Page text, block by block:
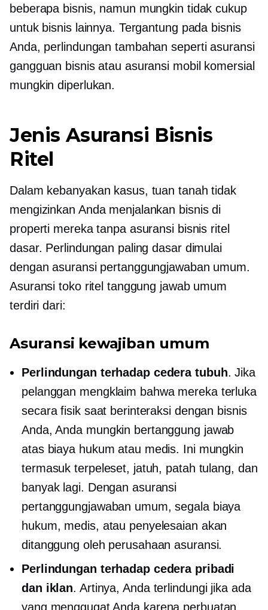
beberapa bisnis, namun mungkin tidak cukup
untuk bisnis lainnya. Tergantung pada bisnis
Anda, perlindungan tambahan seperti asuransi
gangguan bisnis atau asuransi mobil komersial
mungkin diperlukan.
Jenis Asuransi Bisnis
Ritel
Dalam kebanyakan kasus, tuan tanah tidak
mengizinkan Anda menjalankan bisnis di
properti mereka tanpa asuransi bisnis ritel
dasar. Perlindungan paling dasar dimulai
dengan asuransi pertanggungjawaban umum.
Asuransi toko ritel tanggung jawab umum
terdiri dari:
Asuransi kewajiban umum
Perlindungan terhadap cedera tubuh. Jika
pelanggan mengklaim bahwa mereka terluka
secara fisik saat berinteraksi dengan bisnis
Anda, Anda mungkin bertanggung jawab
atas biaya hukum atau medis. Ini mungkin
termasuk terpeleset, jatuh, patah tulang, dan
banyak lagi. Dengan asuransi
pertanggungjawaban umum, segala biaya
hukum, medis, atau penyelesaian akan
ditanggung oleh perusahaan asuransi.
Perlindungan terhadap cedera pribadi
dan iklan. Artinya, Anda terlindungi jika ada
yang menggugat Anda karena perbuatan